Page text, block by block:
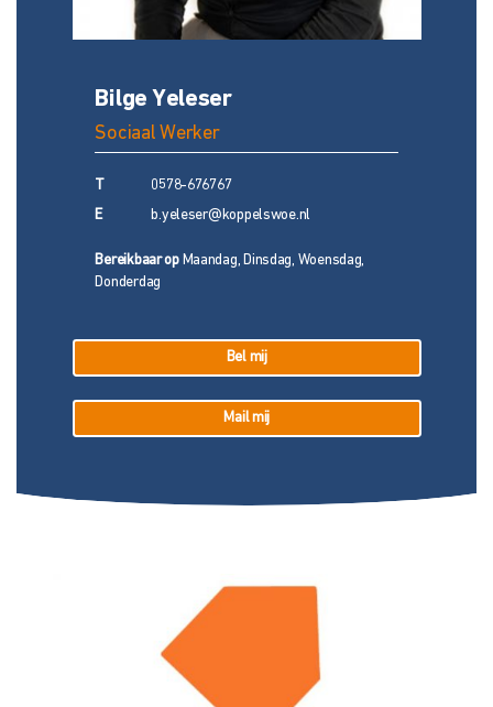
Bilge Yeleser
Sociaal Werker
0578-676767
E b.yeleser@koppelswoe.nl
Bereikbaar opMaandag, Dinsdag, Woensdag,
Donderdag
Bel mij
Mail mij